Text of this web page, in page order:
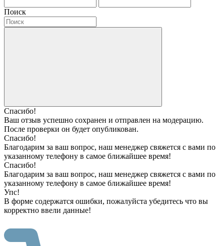
Поиск
Спасибо!
Ваш отзыв успешно сохранен и отправлен на модерацию.
После проверки он будет опубликован.
Спасибо!
Благодарим за ваш вопрос, наш менеджер свяжется с вами по
указанному телефону в самое ближайшее время!
Спасибо!
Благодарим за ваш вопрос, наш менеджер свяжется с вами по
указанному телефону в самое ближайшее время!
Упс!
В форме содержатся ошибки, пожалуйста убедитесь что вы
корректно ввели данные!